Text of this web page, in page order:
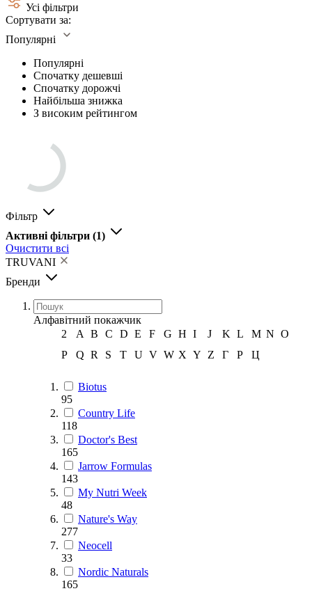
Усі фільтри
Сортувати за:
Популярні
Популярні
Спочатку дешевші
Спочатку дорожчі
Найбільша знижка
З високим рейтингом
Фільтр
Активні фільтри (1)
Очистити всі
TRUVANI
Бренди
Алфавітний покажчик
2
A B C D E F G H I J K L M N O
P
Q R S T U V W X Y Z Г Р Ц
Biotus
95
Country Life
118
Doctor's Best
165
Jarrow Formulas
143
My Nutri Week
48
Nature's Way
277
Neocell
33
Nordic Naturals
165